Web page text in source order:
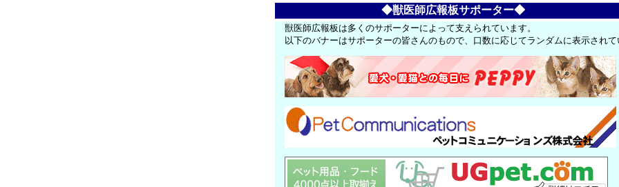
◆獣医師広報板サポーター◆
獣医師広報板は多くのサポーターによって支えられています。
以下のバナーはサポーターの皆さんのもので、口数に応じてランダムに表示され